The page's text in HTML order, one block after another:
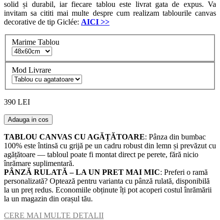
solid și durabil, iar fiecare tablou este livrat gata de expus. Va
invitam sa cititi mai multe despre cum realizam tablourile canvas
decorative de tip Giclée: AICI >>
Marime Tablou
Mod Livrare
390 LEI
Adauga in cos
TABLOU CANVAS CU AGĂȚĂTOARE: Pânza din bumbac
100% este întinsă cu grijă pe un cadru robust din lemn și prevăzut cu
agățătoare — tabloul poate fi montat direct pe perete, fără nicio
înrămare suplimentară.
PÂNZĂ RULATĂ – LA UN PRET MAI MIC: Preferi o ramă
personalizată? Optează pentru varianta cu pânză rulată, disponibilă
la un preț redus. Economiile obținute îți pot acoperi costul înrămării
la un magazin din orașul tău.
CERE MAI MULTE DETALII